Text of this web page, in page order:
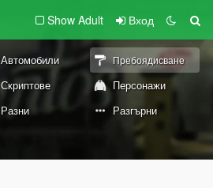
Show Adult Вход
Автомобили Пребоядисване
Скриптове
Персонажи
Разни Разгърни